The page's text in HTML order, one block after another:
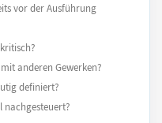
vor der Ausführung
anderen Gewerken?
definiert?
nachgesteuert?